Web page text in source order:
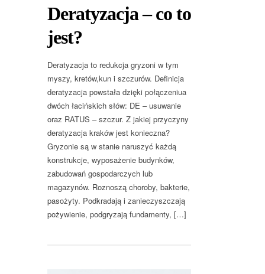
Deratyzacja – co to
jest?
Deratyzacja to redukcja gryzoni w tym
myszy, kretów,kun i szczurów. Definicja
deratyzacja powstała dzięki połączeniua
dwóch łacińskich słów: DE – usuwanie
oraz RATUS – szczur. Z jakiej przyczyny
deratyzacja kraków jest konieczna?
Gryzonie są w stanie naruszyć każdą
konstrukcje, wyposażenie budynków,
zabudowań gospodarczych lub
magazynów. Roznoszą choroby, bakterie,
pasożyty. Podkradają i zanieczyszczają
pożywienie, podgryzają fundamenty, […]